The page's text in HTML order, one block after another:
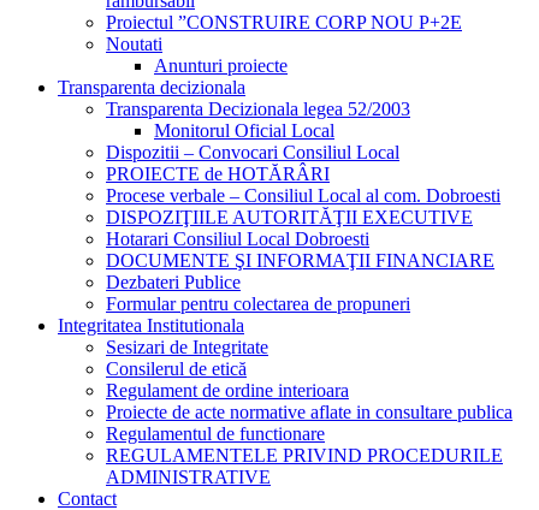
Proiectul ”CONSTRUIRE CORP NOU P+2E
Noutati
Anunturi proiecte
Transparenta decizionala
Transparenta Decizionala legea 52/2003
Monitorul Oficial Local
Dispozitii – Convocari Consiliul Local
PROIECTE de HOTĂRÂRI
Procese verbale – Consiliul Local al com. Dobroesti
DISPOZIŢIILE AUTORITĂŢII EXECUTIVE
Hotarari Consiliul Local Dobroesti
DOCUMENTE ŞI INFORMAŢII FINANCIARE
Dezbateri Publice
Formular pentru colectarea de propuneri
Integritatea Institutionala
Sesizari de Integritate
Consilerul de etică
Regulament de ordine interioara
Proiecte de acte normative aflate in consultare publica
Regulamentul de functionare
REGULAMENTELE PRIVIND PROCEDURILE
ADMINISTRATIVE
Contact